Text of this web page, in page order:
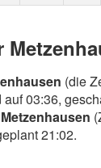
(die
03:36,
21:02.